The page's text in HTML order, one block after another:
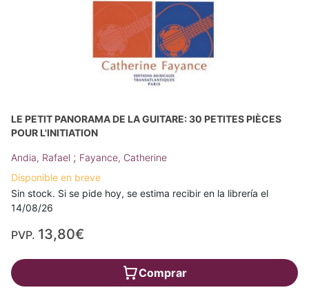
LE PETIT PANORAMA DE LA GUITARE: 30 PETITES PIÈCES
POUR L'INITIATION
Andia, Rafael ; Fayance, Catherine
Disponible en breve
Sin stock. Si se pide hoy, se estima recibir en la librería el
14/08/26
PVP. 13,80€
Comprar